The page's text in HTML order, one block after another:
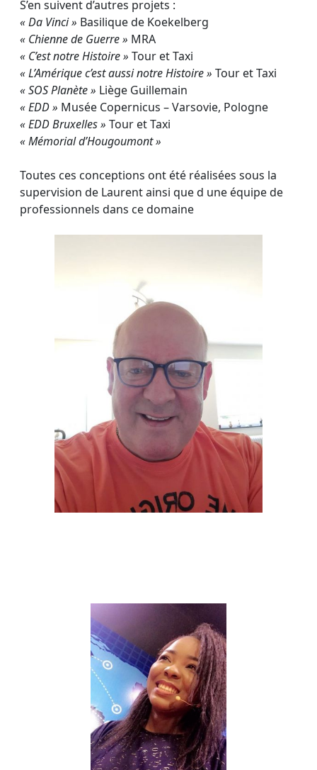
S’en suivent d’autres projets :
« Da Vinci » Basilique de Koekelberg
« Chienne de Guerre » MRA
« C’est notre Histoire » Tour et Taxi
« L’Amérique c’est aussi notre Histoire » Tour et Taxi
« SOS Planète » Liège Guillemain
« EDD » Musée Copernicus – Varsovie, Pologne
« EDD Bruxelles » Tour et Taxi
« Mémorial d’Hougoumont »
Toutes ces conceptions ont été réalisées sous la
supervision de Laurent ainsi que d une équipe de
professionnels dans ce domaine